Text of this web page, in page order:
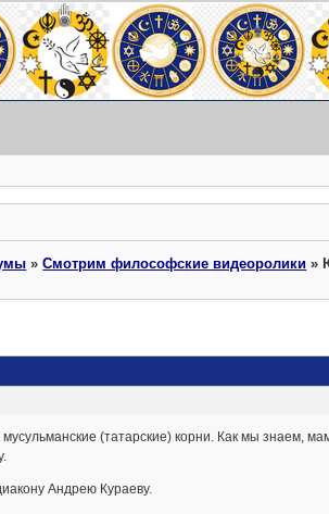
»Смотрим философские видеоролики »
(татарские) корни. Как мы знаем,
Андрею Кураеву.